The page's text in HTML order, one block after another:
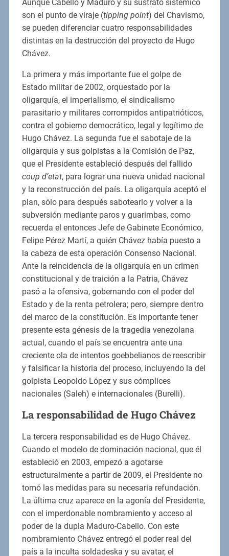
Aunque Cabello y Maduro y su sustrato sistémico
son el punto de viraje (tipping point) del Chavismo,
se pueden diferenciar cuatro responsabilidades
distintas en la destrucción del proyecto de Hugo
Chávez.
La primera y más importante fue el golpe de
Estado militar de 2002, orquestado por la
oligarquía, el imperialismo, el sindicalismo
parasitario y militares corrompidos antipatrióticos,
contra el gobierno democrático, legal y legítimo de
Hugo Chávez. La segunda fue el sabotaje de la
oligarquía y sus golpistas a la Comisión de Paz,
que el Presidente estableció después del fallido
coup d’etat, para lograr una nueva unidad nacional
y la reconstrucción del país. La oligarquía aceptó el
plan, sólo para después sabotearlo y volver a la
subversión mediante paros y guarimbas, como
recuerda el entonces Jefe de Gabinete Económico,
Felipe Pérez Martí, a quién Chávez había puesto a
la cabeza de esta operación Consenso Nacional.
Ante la reincidencia de la oligarquía en un crimen
constitucional y de traición a la Patria, Chávez
pasó a la ofensiva, gobernando con el poder del
Estado y de la renta petrolera; pero, siempre dentro
del marco de la constitución. Es importante tener
presente esta génesis de la tragedia venezolana
actual, cuando el país se encuentra ante una
creciente ola de intentos goebbelianos de reescribir
y falsificar la historia del proceso, incluyendo la del
golpista Leopoldo López y sus cómplices
nacionales (Saleh) e internacionales (Burelli).
La responsabilidad de Hugo Chávez
La tercera responsabilidad es de Hugo Chávez.
Cuando el modelo de dominación nacional, que él
estableció en 2003, empezó a agotarse
estructuralmente a partir de 2009, el Presidente no
tomó las medidas para su necesaria refundación.
La última cruz aparece en la agonía del Presidente,
con el imperdonable nombramiento y acceso al
poder de la dupla Maduro-Cabello. Con este
nombramiento Chávez entregó el poder real del
país a la inculta soldadeska y su avatar, el